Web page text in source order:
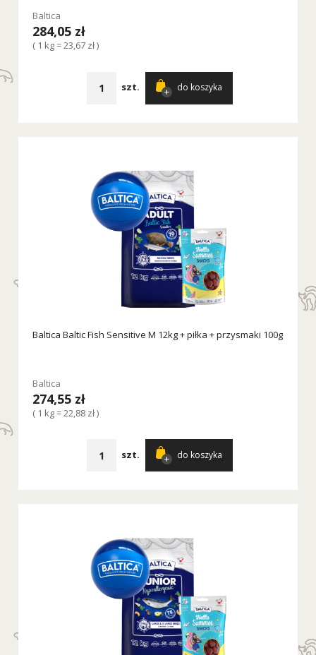
Baltica
284,05 zł
( 1 kg = 23,67 zł )
szt. do koszyka
Baltica Baltic Fish Sensitive M 12kg + piłka + przysmaki 100g
Baltica
274,55 zł
( 1 kg = 22,88 zł )
szt. do koszyka